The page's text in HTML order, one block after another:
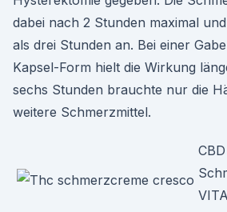
dabei nach 2 Stunden maximal
als drei Stunden an. Bei einer
Kapsel-Form hielt die Wirkung
sechs Stunden brauchte nur die
weitere Schmerzmittel.